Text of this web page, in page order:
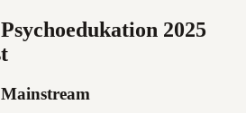
2025